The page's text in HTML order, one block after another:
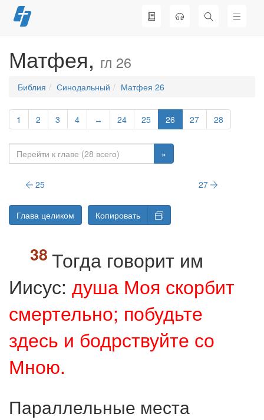
Перейти
к
Матфея, гл 26
Библия Синодальный Матфея 26
1 2 3 4 ↔ 24 25 26 27 28
»
25 27
Глава целиком Копировать
Тогда говорит им
Иисус: душа Моя скорбит
смертельно; побудьте
здесь и бодрствуйте со
Мною.
Параллельные места